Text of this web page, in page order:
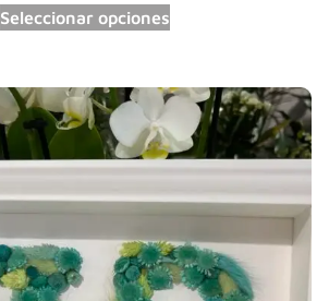
Seleccionar opciones